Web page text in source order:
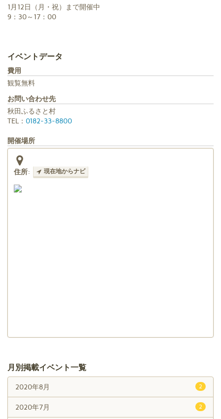
1月12日（月・祝）まで開催中
9：30～17：00
イベントデータ
費用
観覧無料
お問い合わせ先
秋田ふるさと村
TEL： 0182-33-8800
開催場所
住所: 現在地からナビ
月別掲載イベント一覧
2
2020年8月
2
2020年7月